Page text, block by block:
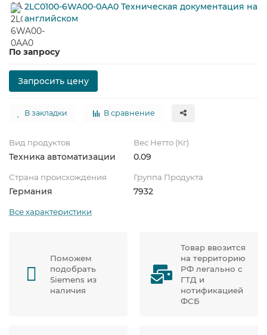
2LC0100-6WA00-0AA0 Техническая документация на
английском
По запросу
Запросить цену
В закладки В сравнение
Вид продуктов
Техника автоматизации
Вес Нетто (Кг)
0.09
Страна происхождения
Германия
Группа Продукта
7932
Все характеристики
Поможем
подобрать
Siemens из
наличия
Товар ввозится
на территорию
РФ легально с
ГТД и
нотификацией
ФСБ